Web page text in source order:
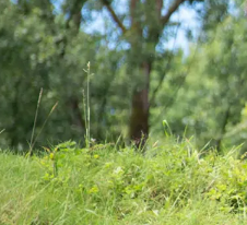
Preise
Jahreskarten
Tageskarten (Shop)
Gutscheine (Shop)